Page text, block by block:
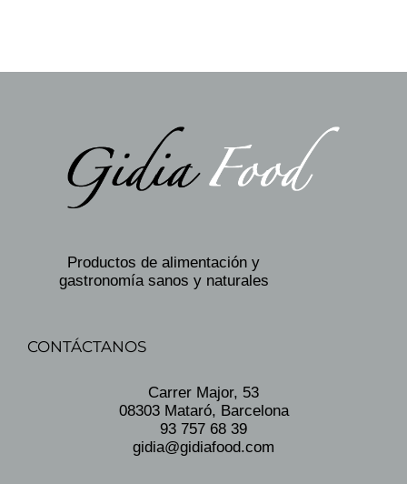
Productos de alimentación y
gastronomía sanos y naturales
CONTÁCTANOS
Carrer Major, 53
08303 Mataró, Barcelona
93 757 68 39
gidia@gidiafood.com